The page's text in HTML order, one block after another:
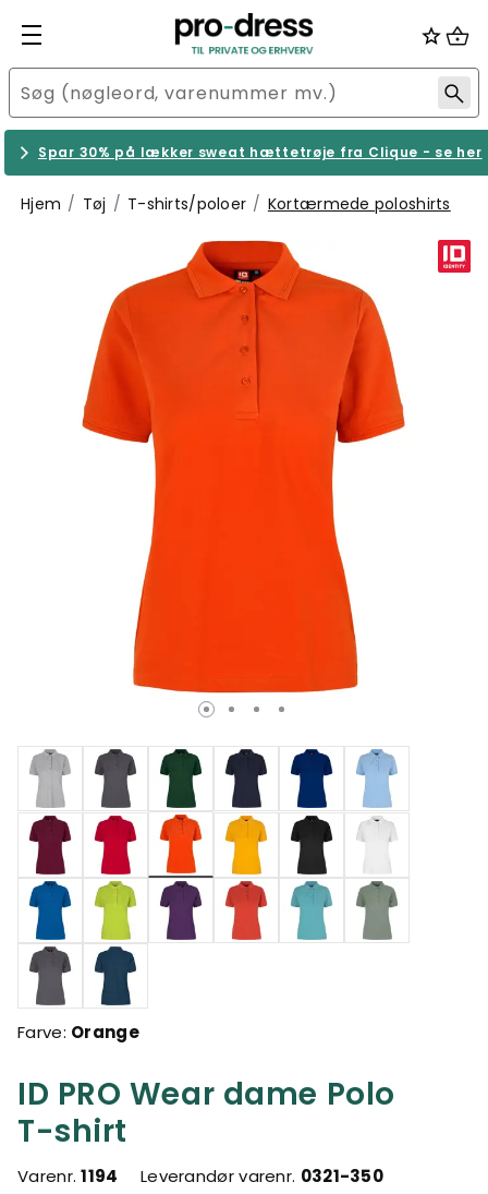
Spar 30% på lækker sweat hættetrøje fra Clique - se her
Hjem Tøj T-shirts/poloer Kortærmede poloshirts
ID PRO Wear dame Polo
T-shirt
Varenr.1194 Leverandør varenr. 0321-350
valgte
Farve: Orange